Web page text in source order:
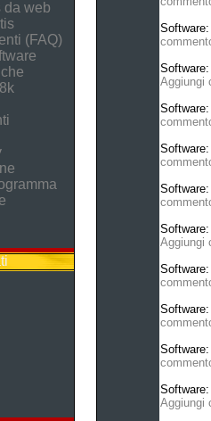
da web
(FAQ)
Aggiungi
Aggiungi
Aggiungi